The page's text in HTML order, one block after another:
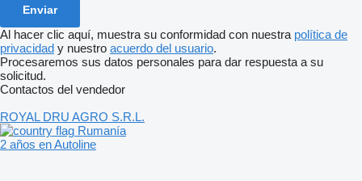
Al hacer clic aquí, muestra su conformidad con nuestra política de
privacidad y nuestro acuerdo del usuario.
Procesaremos sus datos personales para dar respuesta a su
solicitud.
Contactos del vendedor
ROYAL DRU AGRO S.R.L.
Rumanía
2 años en Autoline